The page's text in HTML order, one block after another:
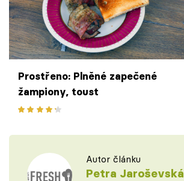
Prostřeno: Plněné zapečené
žampiony, toust
Autor článku
Petra Jaroševská